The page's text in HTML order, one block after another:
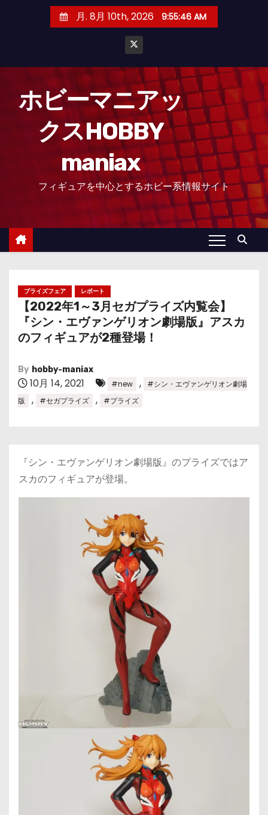
月. 8月 10th, 2026 9:55:47 AM
ホビーマニアッ
クスHOBBY
maniax
フィギュアを中心とするホビー系情報サイト
プライズフェア レポート
【2022年1～3月セガプライズ内覧会】
『シン・エヴァンゲリオン劇場版』アスカ
のフィギュアが2種登場！
By hobby-maniax
10月 14, 2021 #new ,
#シン・エヴァンゲリオン劇場
版
, #セガプライズ , #プライズ
『シン・エヴァンゲリオン劇場版』のプライズではア
スカのフィギュアが登場。